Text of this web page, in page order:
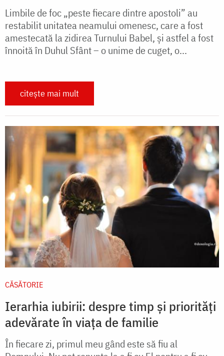
Limbile de foc „peste fiecare dintre apostoli” au
restabilit unitatea neamului omenesc, care a fost
amestecată la zidirea Turnului Babel, și astfel a fost
înnoită în Duhul Sfânt – o unime de cuget, o...
citește mai mult
CĂSĂTORIE
Ierarhia iubirii: despre timp și priorități
adevărate în viața de familie
În fiecare zi, primul meu gând este să fiu al